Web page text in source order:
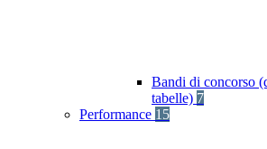
Bandi di concorso
tabelle) 7
Performance 15